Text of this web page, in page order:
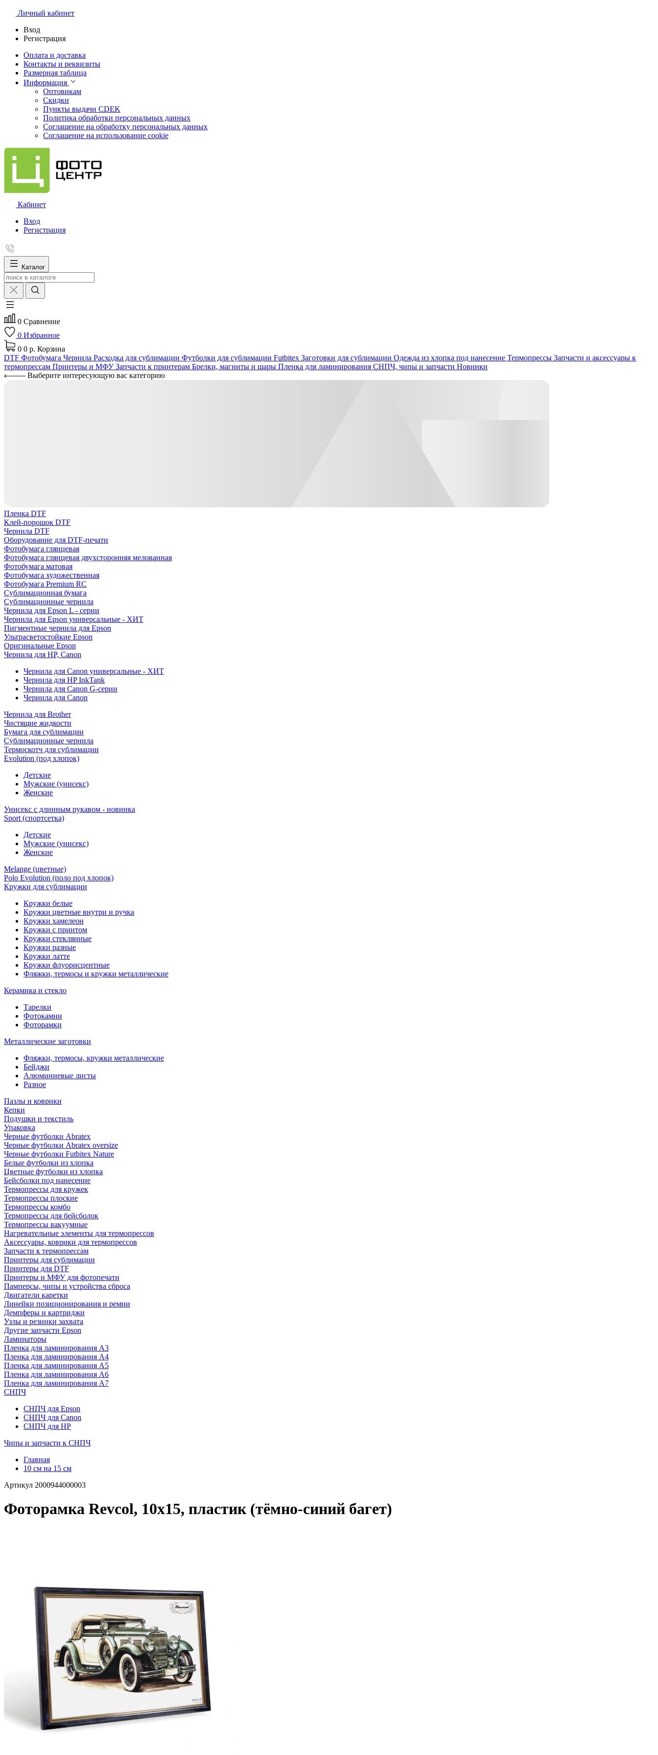
Личный кабинет
Вход
Регистрация
Оплата и доставка
Контакты и реквизиты
Размерная таблица
Информация
Оптовикам
Скидки
Пункты выдачи CDEK
Политика обработки персональных данных
Соглашение на обработку персональных данных
Соглашение на использование cookie
Кабинет
Вход
Регистрация
Каталог
0 Сравнение
0 Избранное
0 0 р. Корзина
DTF Фотобумага Чернила Расходка для сублимации Футболки для сублимации Futbitex Заготовки для сублимации Одежда из хлопка под нанесение Термопрессы Запчасти и аксессуары к
термопрессам Принтеры и МФУЗапчасти к принтерам Брелки, магниты и шары Пленка для ламинирования СНПЧ, чипы и запчасти Новинки
Выберите интересующую вас категорию
Пленка DTF
Клей-порошок DTF
Чернила DTF
Оборудование для DTF-печати
Фотобумага глянцевая
Фотобумага глянцевая двухсторонняя мелованная
Фотобумага матовая
Фотобумага художественная
Фотобумага Premium RC
Сублимационная бумага
Сублимационные чернила
Чернила для Epson L - серии
Чернила для Epson универсальные - ХИТ
Пигментные чернила для Epson
Ультрасветостойкие Epson
Оригинальные Epson
Чернила для HP, Canon
Чернила для Canon универсальные - ХИТ
Чернила для HP InkTank
Чернила для Canon G-серии
Чернила для Canon
Чернила для Brother
Чистящие жидкости
Бумага для сублимации
Сублимационные чернила
Термоскотч для сублимации
Evolution (под хлопок)
Детские
Мужские (унисекс)
Женские
Унисекс с длинным рукавом - новинка
Sport (спортсетка)
Детские
Мужские (унисекс)
Женские
Melange (цветные)
Polo Evolution (поло под хлопок)
Кружки для сублимации
Кружки белые
Кружки цветные внутри и ручка
Кружки хамелеон
Кружки c принтом
Кружки стеклянные
Кружки разные
Кружки латте
Кружки флуорисцентные
Фляжки, термосы и кружки металлические
Керамика и стекло
Тарелки
Фотокамни
Фоторамки
Металлические заготовки
Фляжки, термосы, кружки металлические
Бейджи
Алюминиевые листы
Разное
Пазлы и коврики
Кепки
Подушки и текстиль
Упаковка
Черные футболки Abratex
Черные футболки Abratex oversize
Черные футболки Futbitex Nature
Белые футболки из хлопка
Цветные футболки из хлопка
Бейсболки под нанесение
Термопрессы для кружек
Термопрессы плоские
Термопрессы комбо
Термопрессы для бейсболок
Термопрессы вакуумные
Нагревательные элементы для термопрессов
Аксессуары, коврики для термопрессов
Запчасти к термопрессам
Принтеры для сублимации
Принтеры для DTF
Принтеры и МФУ для фотопечати
Памперсы, чипы и устройства сброса
Двигатели каретки
Линейки позиционирования и ремни
Демпферы и картриджи
Узлы и резинки захвата
Другие запчасти Epson
Ламинаторы
Пленка для ламинирования А3
Пленка для ламинирования А4
Пленка для ламинирования А5
Пленка для ламинирования А6
Пленка для ламинирования А7
СНПЧ
СНПЧ для Epson
СНПЧ для Canon
СНПЧ для HP
Чипы и запчасти к СНПЧ
Главная
10 см на 15 см
Артикул 2000944000003
Фоторамка Revcol, 10х15, пластик (тёмно-синий багет)